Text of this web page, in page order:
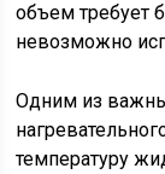
объем требует
невозможно
Одним из
температуру